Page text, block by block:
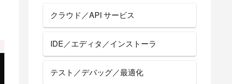
クラウド／API サービス
IDE／エディタ／インストーラ
テスト／デバッグ／最適化